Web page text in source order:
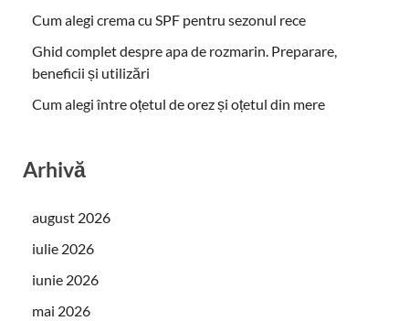
Cum alegi crema cu SPF pentru sezonul rece
Ghid complet despre apa de rozmarin. Preparare,
beneficii și utilizări
Cum alegi între oțetul de orez și oțetul din mere
Arhivă
august 2026
iulie 2026
iunie 2026
mai 2026